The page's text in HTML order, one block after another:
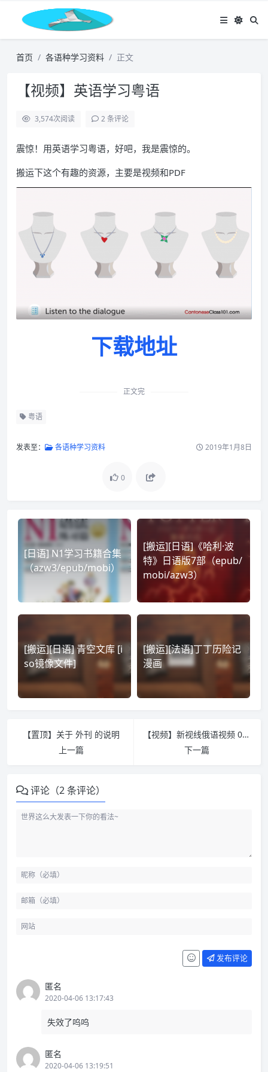
首页 各语种学习资料 正文
【视频】英语学习粤语
3,574次阅读 2 条评论
震惊！用英语学习粤语，好吧，我是震惊的。
搬运下这个有趣的资源，主要是视频和PDF
下载地址
正文完
粤语
发表至： 各语种学习资料 2019年1月8日
0
[日语] N1学习书籍合集
（azw3/epub/mobi）
[搬运][日语]《哈利·波
特》日语版7部（epub/
mobi/azw3）
[搬运][日语] 青空文库 [i
so镜像文件]
[搬运][法语]丁丁历险记
漫画
【置顶】关于 外刊 的说明
上一篇
【视频】新视线俄语视频 0-B1
下一篇
评论（2 条评论）
发布评论
匿名
2020-04-06 13:17:43
失效了呜呜
匿名
2020-04-06 13:19:51